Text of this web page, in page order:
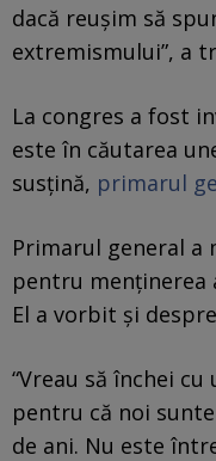
dacă reuşim să
extremismului”, a
La congres a fost
este în căutarea
susțină, primarul
Primarul general a
pentru
El a vorbit și
“Vreau să închei
pentru că noi
de ani. Nu este